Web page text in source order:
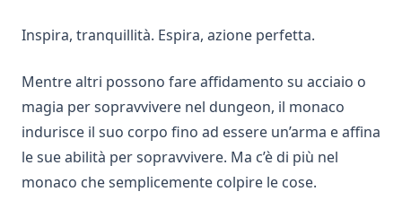
Inspira, tranquillità. Espira, azione perfetta.
Mentre altri possono fare affidamento su acciaio o
magia per sopravvivere nel dungeon, il monaco
indurisce il suo corpo fino ad essere un’arma e affina
le sue abilità per sopravvivere. Ma c’è di più nel
monaco che semplicemente colpire le cose.